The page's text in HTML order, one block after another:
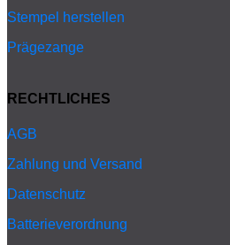
Stempel herstellen
Prägezange
RECHTLICHES
AGB
Zahlung und Versand
Datenschutz
Batterieverordnung